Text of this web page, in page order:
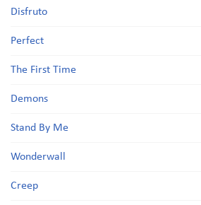
Disfruto
Perfect
The First Time
Demons
Stand By Me
Wonderwall
Creep